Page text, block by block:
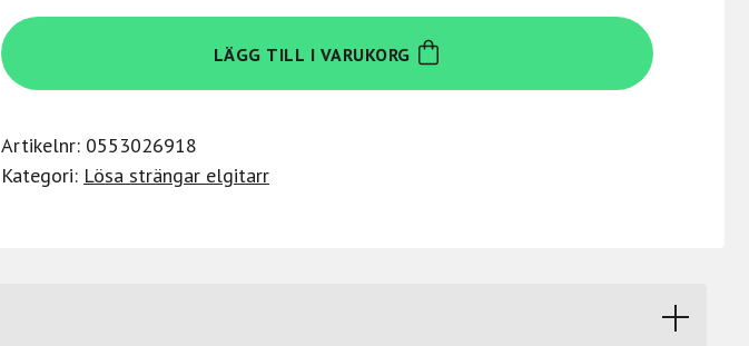
Elixir
15274
Electric
Plated
Steel
LÄGG TILL I VARUKORG
Artikelnr: 0553026918
Kategori: Lösa strängar elgitarr